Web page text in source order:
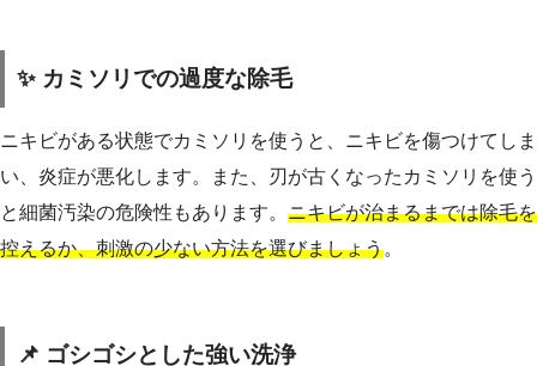
✨ カミソリでの過度な除毛
ニキビがある状態でカミソリを使うと、ニキビを傷つけてしま
い、炎症が悪化します。また、刃が古くなったカミソリを使う
と細菌汚染の危険性もあります。 ニキビが治まるまでは除毛を
控えるか、刺激の少ない方法を選びましょう。
📌 ゴシゴシとした強い洗浄